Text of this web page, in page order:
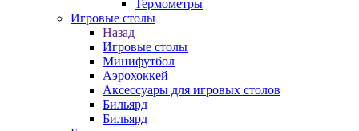
Термометры
Игровые столы
Назад
Игровые столы
Минифутбол
Аэрохоккей
Аксессуары для игровых столов
Бильяpд
Бильяpд